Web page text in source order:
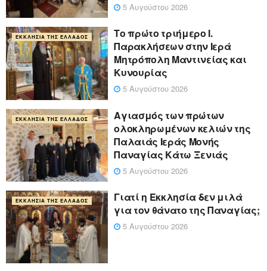
5 Αυγούστου 2026
ΕΚΚΛΗΣΊΑ ΤΗΣ ΕΛΛΆΔΟΣ
Το πρώτο τριήμερο Ι.
Παρακλήσεων στην Ιερά
Μητρόπολη Μαντινείας και
Κυνουρίας
5 Αυγούστου 2026
ΕΚΚΛΗΣΊΑ ΤΗΣ ΕΛΛΆΔΟΣ
Αγιασμός των πρώτων
ολοκληρωμένων κελιών της
Παλαιάς Ιεράς Μονής
Παναγίας Κάτω Ξενιάς
5 Αυγούστου 2026
ΕΚΚΛΗΣΊΑ ΤΗΣ ΕΛΛΆΔΟΣ
Γιατί η Εκκλησία δεν μιλά
για τον θάνατο της Παναγίας;
5 Αυγούστου 2026